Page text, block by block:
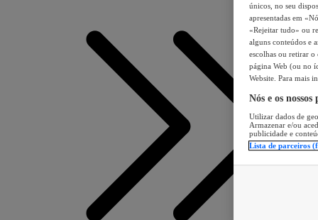
únicos, no seu
apresentadas em
«Rejeitar tudo» ou
alguns conteúdos e
escolhas ou retirar
página Web (ou no
Website. Para mais
Nós e os
Utilizar dados de
Armazenar e/ou
publicidade e
Lista de parceiros